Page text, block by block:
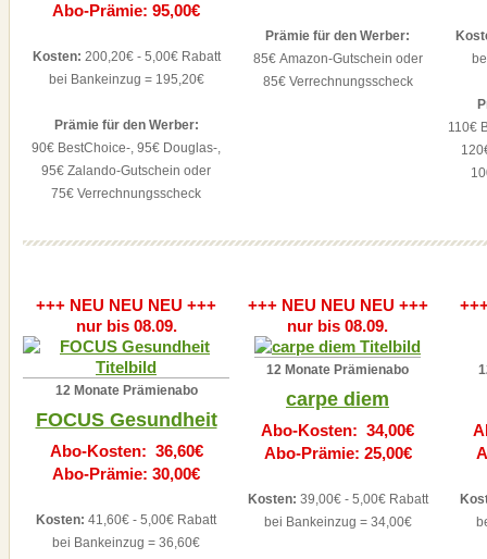
Abo-Prämie: 95,00€
Kosten: 200,20€ - 5,00€ Rabatt
bei Bankeinzug = 195,20€
Prämie für den Werber:
90€ BestChoice-, 95€ Douglas-,
95€ Zalando-Gutschein oder
75€ Verrechnungsscheck
Prämie für den Werber:
85€ Amazon-Gutschein oder
85€ Verrechnungsscheck
110€
+++ NEU NEU NEU +++
nur bis 08.09.
12 Monate Prämienabo
FOCUS Gesundheit
Abo-Kosten: 36,60€
Abo-Prämie: 30,00€
Kosten: 41,60€ - 5,00€ Rabatt
bei Bankeinzug = 36,60€
+++ NEU NEU NEU +++
nur bis 08.09.
12 Monate Prämienabo
carpe diem
Abo-Kosten: 34,00€
Abo-Prämie: 25,00€
Kosten: 39,00€ - 5,00€ Rabatt
bei Bankeinzug = 34,00€